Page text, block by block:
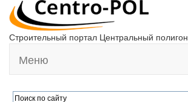
Строительный портал Центральный полигон
Меню